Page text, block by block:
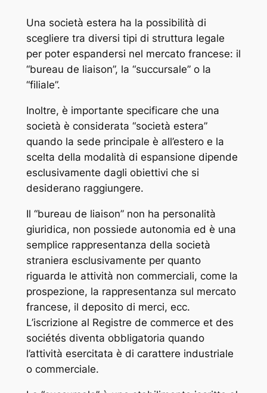
Una società estera ha la possibilità di
scegliere tra diversi tipi di struttura legale
per poter espandersi nel mercato francese: il
“bureau de liaison”, la “succursale” o la
“filiale”.
Inoltre, è importante specificare che una
società è considerata “società estera”
quando la sede principale è all’estero e la
scelta della modalità di espansione dipende
esclusivamente dagli obiettivi che si
desiderano raggiungere.
Il “bureau de liaison” non ha personalità
giuridica, non possiede autonomia ed è una
semplice rappresentanza della società
straniera esclusivamente per quanto
riguarda le attività non commerciali, come la
prospezione, la rappresentanza sul mercato
francese, il deposito di merci, ecc.
L’iscrizione al Registre de commerce et des
sociétés diventa obbligatoria quando
l’attività esercitata è di carattere industriale
o commerciale.